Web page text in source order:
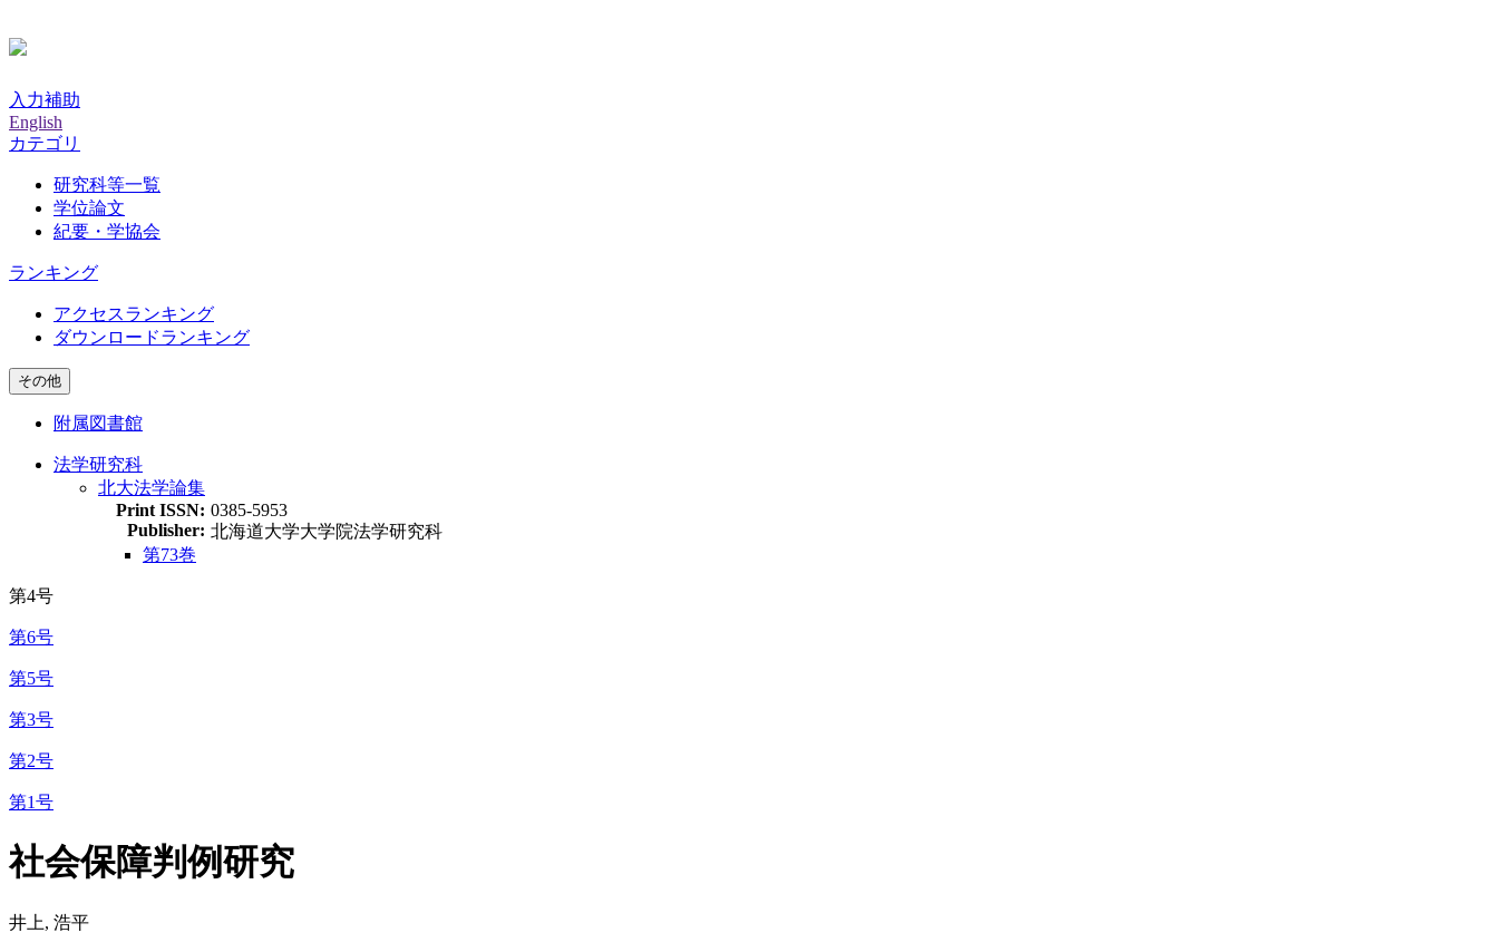
入力補助
English
カテゴリ
研究科等一覧
学位論文
紀要・学協会
ランキング
アクセスランキング
ダウンロードランキング
その他
附属図書館
法学研究科
北大法学論集
Print ISSN: 0385-5953
Publisher: 北海道大学大学院法学研究科
第73巻
第4号
第6号
第5号
第3号
第2号
第1号
社会保障判例研究
井上, 浩平